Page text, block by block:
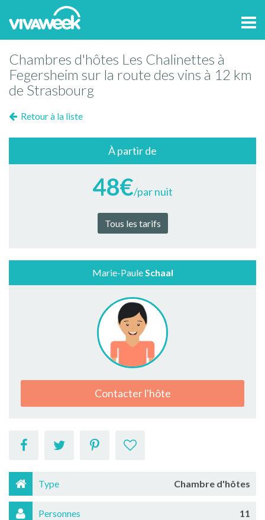
Chambres d'hôtes Les Chalinettes à
Fegersheim sur la route des vins à 12 km
de Strasbourg
Retour à la liste
À partir de
48€/par nuit
Tous les tarifs
Marie-PauleSchaal
Contacter l'hôte
Type Chambre d'hôtes
Personnes 11